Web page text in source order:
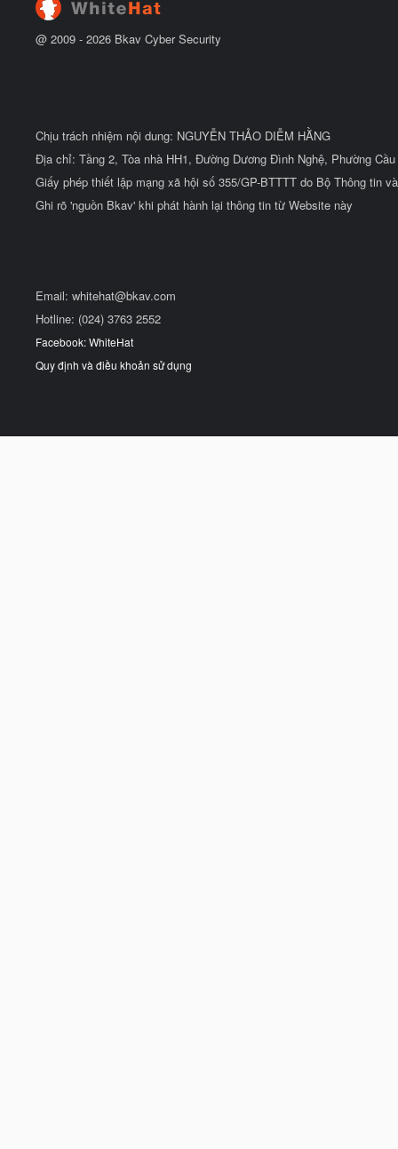
ầ
@ 2009 - 2026 Bkav Cyber Security
Chịu trách nhiệm nội dung: NGUYỄN THẢO DIỄM HẰNG
Địa chỉ: Tầng 2, Tòa nhà HH1, Đường Dương Đình Nghệ, Phường
Giấy phép thiết lập mạng xã hội số 355/GP-BTTTT do Bộ Thông tin
Ghi rõ 'nguồn Bkav' khi phát hành lại thông tin từ Website này
Email: whitehat@bkav.com
Hotline: (024) 3763 2552
Facebook: WhiteHat
Quy định và điều khoản sử dụng